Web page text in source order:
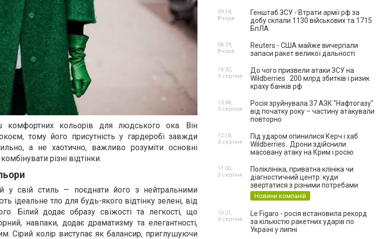
комфортних кольорів для людського ока. Він
тому його присутність у гардеробі завжди
а не хаотично, важливо розуміти основні
різні відтінки.
у свій стиль — поєднати його з нейтральними
ідеальне тло для будь-якого відтінку зелені, від
Білий додає образу свіжості та легкості, що
навпаки, додає драматизму та елегантності,
Сірий колір виступає як балансир, приглушуючи
Генштаб ЗСУ - Втрати армії рф за
добу склали 1130 військових та 1715
БпЛА
09:14,
Вчора
Reuters - США майже вичерпали
запаси ракет великої дальності
08:29,
Вчора
До чого призвели атаки ЗСУ на
Wildberries . 200 млрд збитків і ризик
краху банків рф
14:32,
3 серпня
Росія зруйнувала 37 АЗК "Нафтогазу"
від початку року – частину атакували
повторно
13:48,
3 серпня
Під ударом опинилися Керч і хаб
Wildberries . Дрони здійснили
масовану атаку на Крим і росію
12:18,
3 серпня
Поліклініка, приватна клініка чи
діагностичний центр: куди
звертатися з різними потребами
Новини компаній
11:00,
3 серпня
Le Figaro - росія встановила рекорд
за кількістю ракетних ударів по
Україні у липні
10:21,
3 серпня